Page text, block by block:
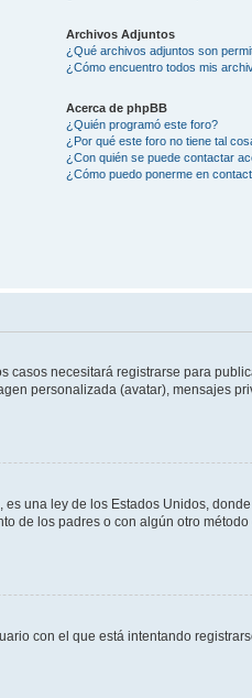
Archivos Adjuntos
¿Qué archivos adjuntos son
¿Cómo encuentro todos mis
Acerca de phpBB
¿Quién programó este foro?
¿Por qué este foro no tiene tal
¿Con quién se puede contactar
¿Cómo puedo ponerme en
necesitará registrarse para
personalizada (avatar), mensajes
una ley de los Estados Unidos,
de los padres o con algún otro
con el que está intentando